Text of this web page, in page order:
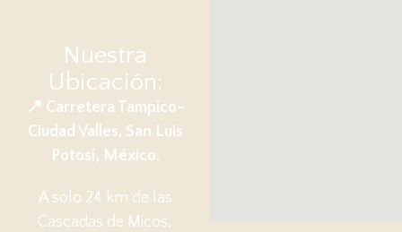
Nuestra
Ubicación:
📍 Carretera Tampico–
Ciudad Valles, San Luis
Potosí, México.
A solo 24 km de las
Cascadas de Micos,